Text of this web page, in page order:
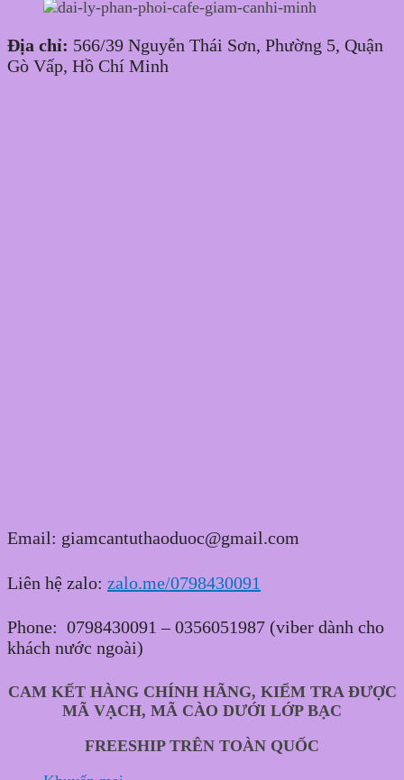
Địa chỉ: 566/39 Nguyễn Thái Sơn, Phường 5, Quận
Gò Vấp, Hồ Chí Minh
Email: giamcantuthaoduoc@gmail.com
Liên hệ zalo: zalo.me/0798430091
Phone: 0798430091 – 0356051987 (viber dành cho
khách nước ngoài)
CAM KẾT HÀNG CHÍNH HÃNG, KIỂM TRA ĐƯỢC
MÃ VẠCH, MÃ CÀO DƯỚI LỚP BẠC
FREESHIP TRÊN TOÀN QUỐC